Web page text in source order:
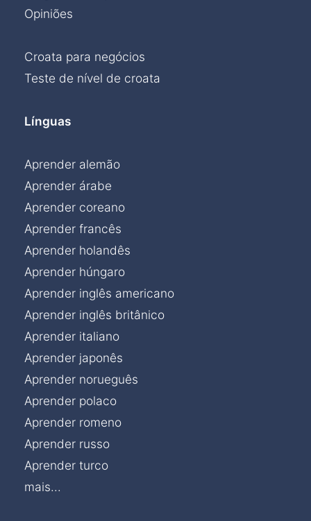
Opiniões
Croata para negócios
Teste de nível de croata
Línguas
Aprender alemão
Aprender árabe
Aprender coreano
Aprender francês
Aprender holandês
Aprender húngaro
Aprender inglês americano
Aprender inglês britânico
Aprender italiano
Aprender japonês
Aprender norueguês
Aprender polaco
Aprender romeno
Aprender russo
Aprender turco
mais...